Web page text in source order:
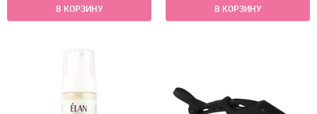
В КОРЗИНУ В КОРЗИНУ